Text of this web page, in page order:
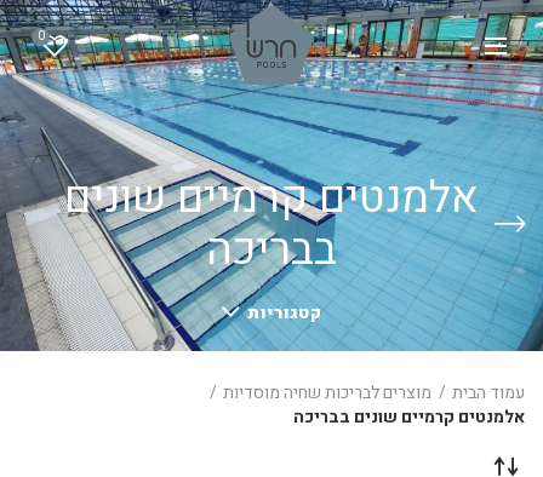
0
אלמנטים קרמיים שונים
בבריכה
קטגוריות
עמוד הבית
מוצרים לבריכות שחיה מוסדיות
אלמנטים קרמיים שונים בבריכה